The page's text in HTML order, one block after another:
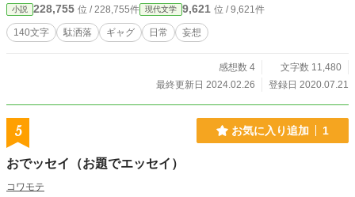
小説 228,755 位 / 228,755件 現代文学 9,621 位 / 9,621件
140文字 駄洒落 ギャグ 日常 妄想
感想数 4
文字数 11,480
最終更新日 2024.02.26
登録日 2020.07.21
5 お気に入り追加 1
おでッセイ（お題でエッセイ）
コワモテ